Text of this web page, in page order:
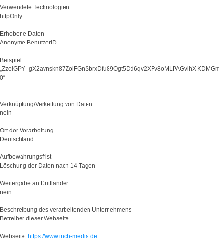
Verwendete Technologien
httpOnly
Erhobene Daten
Anonyme BenutzerID
Beispiel:
0“
Verknüpfung/Verkettung von Daten
nein
Ort der Verarbeitung
Deutschland
Aufbewahrungsfrist
Löschung der Daten nach 14 Tagen
Weitergabe an Drittländer
nein
Beschreibung des verarbeitenden Unternehmens
Betreiber dieser Webseite
Webseite: https://www.inch-media.de